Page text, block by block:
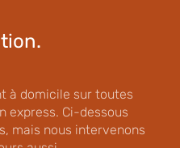
à domicile sur toutes
express. Ci-dessous
mais nous intervenons